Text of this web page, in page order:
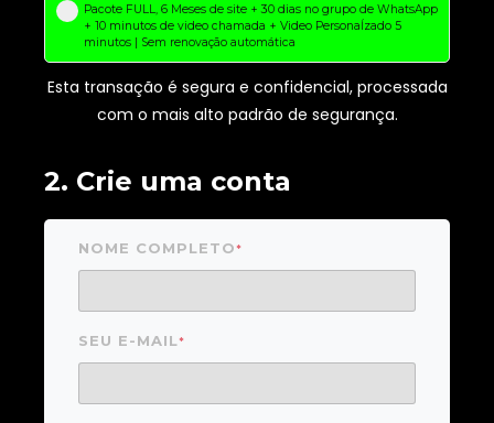
Pacote FULL, 6 Meses de site + 30 dias no grupo de WhatsApp
+ 10 minutos de video chamada + Video Personaĺzado 5
minutos | Sem renovação automática
Esta transação é segura e confidencial, processada
com o mais alto padrão de segurança.
2. Crie uma conta
NOME COMPLETO*
SEU E-MAIL*